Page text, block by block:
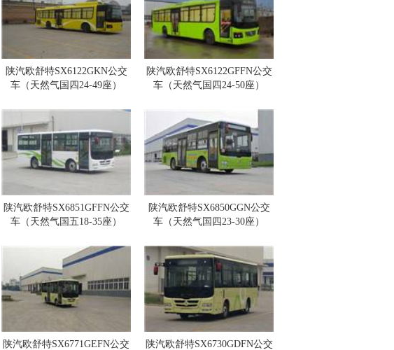
陕汽欧舒特SX6122GKN公交
车（天然气国四24-49座）
陕汽欧舒特SX6122GFFN公交
车（天然气国四24-50座）
陕汽欧舒特SX6851GFFN公交
车（天然气国五18-35座）
陕汽欧舒特SX6850GGN公交
车（天然气国四23-30座）
陕汽欧舒特SX6771GEFN公交
陕汽欧舒特SX6730GDFN公交